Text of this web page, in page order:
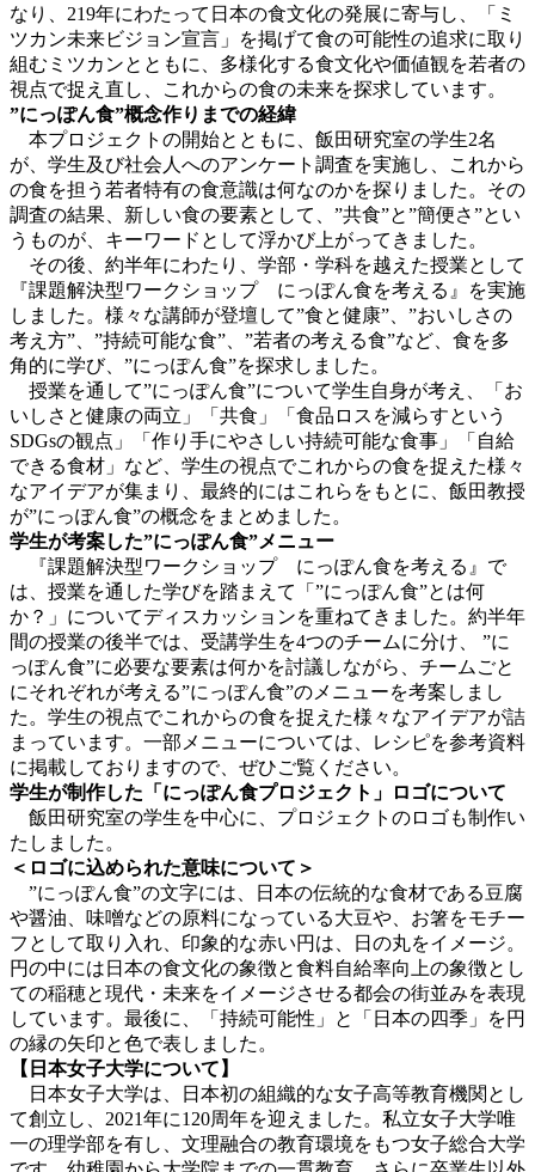
なり、219年にわたって日本の食文化の発展に寄与し、「ミ
ツカン未来ビジョン宣言」を掲げて食の可能性の追求に取り
組むミツカンとともに、多様化する食文化や価値観を若者の
視点で捉え直し、これからの食の未来を探求しています。
”にっぽん食”概念作りまでの経緯
本プロジェクトの開始とともに、飯田研究室の学生2名
が、学生及び社会人へのアンケート調査を実施し、これから
の食を担う若者特有の食意識は何なのかを探りました。その
調査の結果、新しい食の要素として、”共食”と”簡便さ”とい
うものが、キーワードとして浮かび上がってきました。
その後、約半年にわたり、学部・学科を越えた授業として
『課題解決型ワークショップ にっぽん食を考える』を実施
しました。様々な講師が登壇して”食と健康”、”おいしさの
考え方”、”持続可能な食”、”若者の考える食”など、食を多
角的に学び、”にっぽん食”を探求しました。
授業を通して”にっぽん食”について学生自身が考え、「お
いしさと健康の両立」「共食」「食品ロスを減らすという
SDGsの観点」「作り手にやさしい持続可能な食事」「自給
できる食材」など、学生の視点でこれからの食を捉えた様々
なアイデアが集まり、最終的にはこれらをもとに、飯田教授
が”にっぽん食”の概念をまとめました。
学生が考案した”にっぽん食”メニュー
『課題解決型ワークショップ にっぽん食を考える』で
は、授業を通した学びを踏まえて「”にっぽん食”とは何
か？」についてディスカッションを重ねてきました。約半年
間の授業の後半では、受講学生を4つのチームに分け、 ”に
っぽん食”に必要な要素は何かを討議しながら、チームごと
にそれぞれが考える”にっぽん食”のメニューを考案しまし
た。学生の視点でこれからの食を捉えた様々なアイデアが詰
まっています。一部メニューについては、レシピを参考資料
に掲載しておりますので、ぜひご覧ください。
学生が制作した「にっぽん食プロジェクト」ロゴについて
飯田研究室の学生を中心に、プロジェクトのロゴも制作い
たしました。
＜ロゴに込められた意味について＞
”にっぽん食”の文字には、日本の伝統的な食材である豆腐
や醤油、味噌などの原料になっている大豆や、お箸をモチー
フとして取り入れ、印象的な赤い円は、日の丸をイメージ。
円の中には日本の食文化の象徴と食料自給率向上の象徴とし
ての稲穂と現代・未来をイメージさせる都会の街並みを表現
しています。最後に、「持続可能性」と「日本の四季」を円
の縁の矢印と色で表しました。
【日本女子大学について】
日本女子大学は、日本初の組織的な女子高等教育機関とし
て創立し、2021年に120周年を迎えました。私立女子大学唯
一の理学部を有し、文理融合の教育環境をもつ女子総合大学